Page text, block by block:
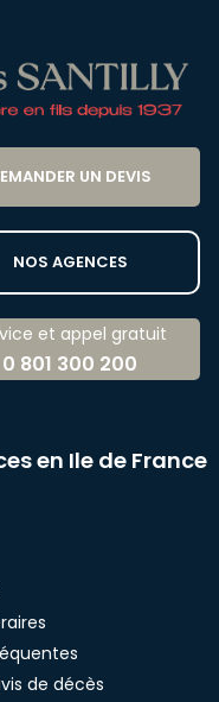
UN DEVIS
NOS AGENCES
et appel gratuit
0 801 300 200
en Ile de France
de décès